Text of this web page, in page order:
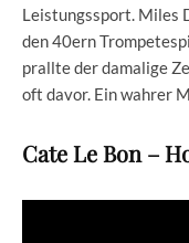
Leistungssport. Miles
den 40ern
prallte der damalige
oft davor. Ein wahrer
Cate Le Bon –